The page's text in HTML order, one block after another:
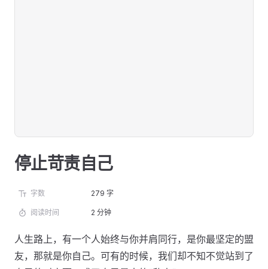
停止苛责自己
字数 279 字
阅读时间 2 分钟
人生路上，有一个人始终与你并肩同行，是你最坚定的盟
友，那就是你自己。可有的时候，我们却不知不觉站到了